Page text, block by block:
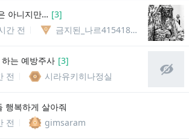
아니지만… [3]
간 전 금지된_나르41541859251991
는 예방주사 [3]
전 시라유키히나정실
행복하게 살아줘
전 gimsaram